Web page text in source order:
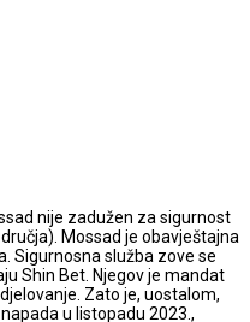
nije zadužen za sigurnost
Mossad je obavještajna
Sigurnosna služba zove se
Shin Bet. Njegov je mandat
Zato je, uostalom,
u listopadu 2023.,